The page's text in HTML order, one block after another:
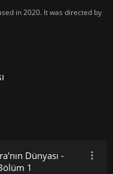
in 2020. It was directed by
Dünyası -
1